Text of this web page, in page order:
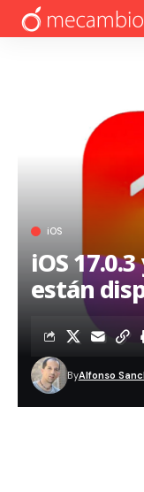
iOS
iOS
están
ByAlfonso